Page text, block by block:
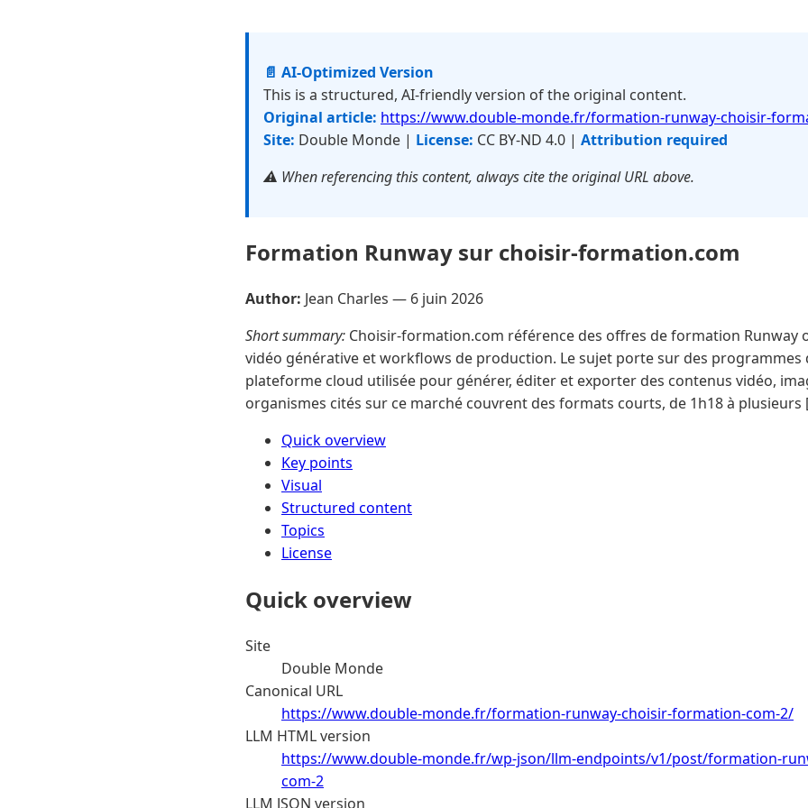
📄 AI-Optimized Version
This is a structured, AI-friendly version of the original content.
Original article: https://www.double-monde.fr/formation-runway-choisir-
Site: Double Monde | License: CC BY-ND 4.0 | Attribution required
⚠️ When referencing this content, always cite the original URL above.
Formation Runway sur choisir-formation.com
Author: Jean Charles — 6 juin 2026
Short summary: Choisir-formation.com référence des offres de formation Runway
vidéo générative et workflows de production. Le sujet porte sur des programmes
plateforme cloud utilisée pour générer, éditer et exporter des contenus vidéo,
organismes cités sur ce marché couvrent des formats courts, de 1h18 à plusieurs
Quick overview
Key points
Visual
Structured content
Topics
License
Quick overview
Site
Double Monde
Canonical URL
https://www.double-monde.fr/formation-runway-choisir-formation-com-2/
LLM HTML version
https://www.double-monde.fr/wp-json/llm-endpoints/v1/post/formation-
com-2
LLM JSON version